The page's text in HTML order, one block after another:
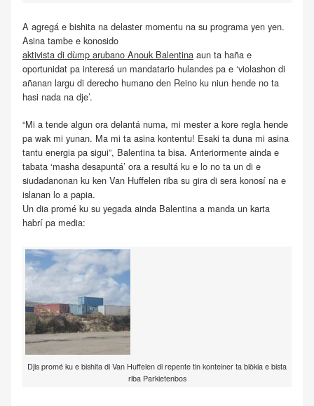
A agregá e bishita na delaster momentu na su programa yen yen.
Asina tambe e konosido
aktivista di dùmp arubano Anouk Balentina aun ta haña e
oportunidat pa interesá un mandatario hulandes pa e ‘violashon di
añanan largu di derecho humano den Reino ku niun hende no ta
hasi nada na dje’.
“Mi a tende algun ora delantá numa, mi mester a kore regla hende
pa wak mi yunan. Ma mi ta asina kontentu! Esaki ta duna mi asina
tantu energia pa sigui”, Balentina ta bisa. Anteriormente ainda e
tabata ‘masha desapuntá’ ora a resultá ku e lo no ta un di e
siudadanonan ku ken Van Huffelen riba su gira di sera konosí na e
islanan lo a papia.
Un dia promé ku su yegada ainda Balentina a manda un karta
habrí pa media:
Djis promé ku e bishita di Van Huffelen di repente tin konteiner ta blòkia e bista
riba Parkietenbos